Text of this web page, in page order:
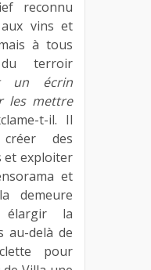
reconnu
vins et
à tous
terroir
un écrin
les mettre
t-il. Il
des
exploiter
et
demeure
élargir la
au-delà de
pour